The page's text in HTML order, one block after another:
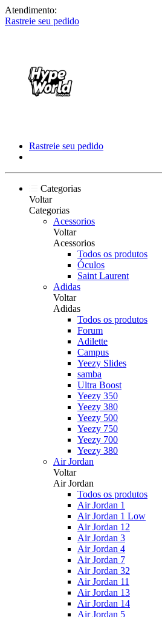
Atendimento:
Rastreie seu pedido
Rastreie seu pedido
Categorias
Voltar
Categorias
Acessorios
Voltar
Acessorios
Todos os produtos
Óculos
Saint Laurent
Adidas
Voltar
Adidas
Todos os produtos
Forum
Adilette
Campus
Yeezy Slides
samba
Ultra Boost
Yeezy 350
Yeezy 380
Yeezy 500
Yeezy 750
Yeezy 700
Yeezy 380
Air Jordan
Voltar
Air Jordan
Todos os produtos
Air Jordan 1
Air Jordan 1 Low
Air Jordan 12
Air Jordan 3
Air Jordan 4
Air Jordan 7
Air Jordan 32
Air Jordan 11
Air Jordan 13
Air Jordan 14
Air Jordan 5